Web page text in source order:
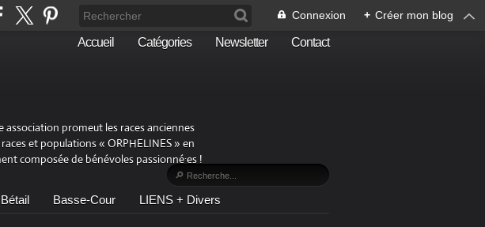
Connexion + Créer mon blog
Accueil Catégories Newsletter Contact
association promeut les races anciennes
et populations « ORPHELINES » en
composée de bénévoles passionné·es !
Bétail Basse-Cour LIENS + Divers